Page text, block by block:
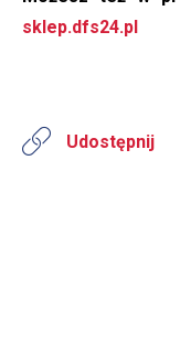
sklep.dfs24.pl
Udostępnij